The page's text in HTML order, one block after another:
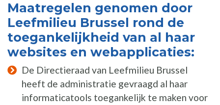
Maatregelen genomen door
Leefmilieu Brussel rond de
toegankelijkheid van al haar
websites en webapplicaties:
De Directieraad van Leefmilieu Brussel
heeft de administratie gevraagd al haar
informaticatools toegankelijk te maken voor